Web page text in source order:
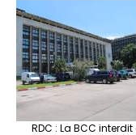
RDC : La BCC